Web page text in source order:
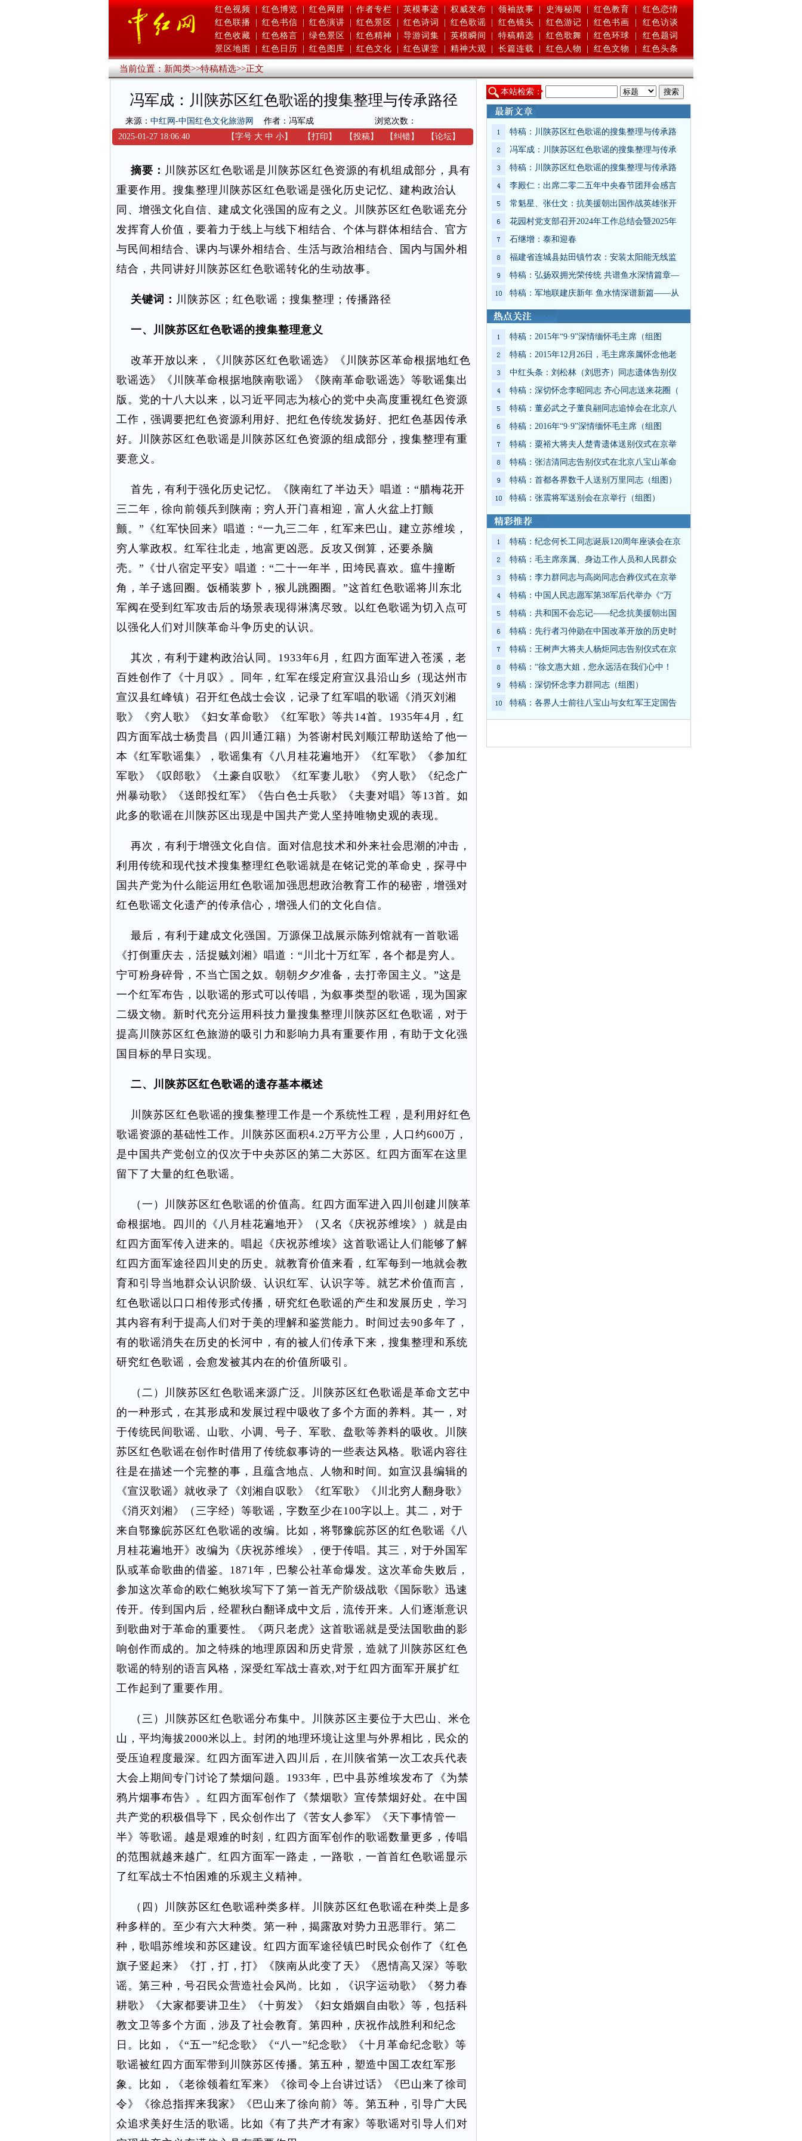
红色视频 | 红色博览 | 红色网群 | 作者专栏 | 英模事迹 | 权威发布 | 领袖故事 | 史海秘闻 | 红色教育 |
红色恋情
红色联播
红色书信 红色演讲 红色景区 红色诗词 红色歌谣 红色镜头 红色游记 红色书画
红色访谈
红色收藏
红色格言 绿色景区 红色精神 导游词集 英模瞬间 特稿精选 红色歌舞 红色环球
红色题词
景区地图
红色日历 红色图库 红色文化 红色课堂 精神大观 长篇连载 红色人物 红色文物 红色头条
当前位置：新闻类>>特稿精选>>正文
冯军成：川陕苏区红色歌谣的搜集整理与传承路径
来源： 中红网-中国红色文化旅游网 作者：冯军成
浏览次数：
2025-01-27 18:06:40
【字号 大 中 小】 【打印 】 【投稿】 【纠错】 【论坛】
摘要： 川陕苏区红色歌谣是川陕苏区红色资源的有机组成部分，具有
重要作用。搜集整理川陕苏区红色歌谣是强化历史记忆、建构政治认
同、增强文化自信、建成文化强国的应有之义。川陕苏区红色歌谣充分
发挥育人价值，要着力于线上与线下相结合、个体与群体相结合、官方
与民间相结合、课内与课外相结合、生活与政治相结合、国内与国外相
结合，共同讲好川陕苏区红色歌谣转化的生动故事。
关键词： 川陕苏区；红色歌谣；搜集整理；传播路径
一、川陕苏区红色歌谣的搜集整理意义
改革开放以来，《川陕苏区红色歌谣选》《川陕苏区革命根据地红色
歌谣选》《川陕革命根据地陕南歌谣》《陕南革命歌谣选》等歌谣集出
版。党的十八大以来，以习近平同志为核心的党中央高度重视红色资源
工作，强调要把红色资源利用好、把红色传统发扬好、把红色基因传承
好。川陕苏区红色歌谣是川陕苏区红色资源的组成部分，搜集整理有重
要意义。
首先，有利于强化历史记忆。《陕南红了半边天》唱道：“腊梅花开
三二年，徐向前领兵到陕南；穷人开门喜相迎，富人火盆上打颤
颤。”《红军快回来》唱道：“一九三二年，红军来巴山。建立苏维埃，
穷人掌政权。红军往北走，地富更凶恶。反攻又倒算，还要杀脑
壳。”《廿八宿定平安》唱道：“二十一年半，田垮民喜欢。瘟牛撞断
角，羊子逃回圈。饭桶装萝卜，猴儿跳圈圈。”这首红色歌谣将川东北
军阀在受到红军攻击后的场景表现得淋漓尽致。以红色歌谣为切入点可
以强化人们对川陕革命斗争历史的认识。
其次，有利于建构政治认同。1933年6月，红四方面军进入苍溪，老
百姓创作了《十月叹》。同年，红军在绥定府宣汉县沿山乡（现达州市
宣汉县红峰镇）召开红色战士会议，记录了红军唱的歌谣《消灭刘湘
歌》《穷人歌》《妇女革命歌》《红军歌》等共14首。1935年4月，红
四方面军战士杨贵昌（四川通江籍）为答谢村民刘顺江帮助送给了他一
本《红军歌谣集》，歌谣集有《八月桂花遍地开》《红军歌》《参加红
军歌》《叹郎歌》《土豪自叹歌》《红军妻儿歌》《穷人歌》《纪念广
州暴动歌》《送郎投红军》《告白色士兵歌》《夫妻对唱》等13首。如
此多的歌谣在川陕苏区出现是中国共产党人坚持唯物史观的表现。
再次，有利于增强文化自信。面对信息技术和外来社会思潮的冲击，
利用传统和现代技术搜集整理红色歌谣就是在铭记党的革命史，探寻中
国共产党为什么能运用红色歌谣加强思想政治教育工作的秘密，增强对
红色歌谣文化遗产的传承信心，增强人们的文化自信。
最后，有利于建成文化强国。万源保卫战展示陈列馆就有一首歌谣
《打倒重庆去，活捉贼刘湘》唱道：“川北十万红军，各个都是穷人。
宁可粉身碎骨，不当亡国之奴。朝朝夕夕准备，去打帝国主义。”这是
一个红军布告，以歌谣的形式可以传唱，为叙事类型的歌谣，现为国家
二级文物。新时代充分运用科技力量搜集整理川陕苏区红色歌谣，对于
提高川陕苏区红色旅游的吸引力和影响力具有重要作用，有助于文化强
国目标的早日实现。
二、川陕苏区红色歌谣的遗存基本概述
川陕苏区红色歌谣的搜集整理工作是一个系统性工程，是利用好红色
歌谣资源的基础性工作。川陕苏区面积4.2万平方公里，人口约600万，
是中国共产党创立的仅次于中央苏区的第二大苏区。红四方面军在这里
留下了大量的红色歌谣。
（一）川陕苏区红色歌谣的价值高。红四方面军进入四川创建川陕革
命根据地。四川的《八月桂花遍地开》（又名《庆祝苏维埃》）就是由
红四方面军传入进来的。唱起《庆祝苏维埃》这首歌谣让人们能够了解
红四方面军途径四川史的历史。就教育价值来看，红军每到一地就会教
育和引导当地群众认识阶级、认识红军、认识字等。就艺术价值而言，
红色歌谣以口口相传形式传播，研究红色歌谣的产生和发展历史，学习
其内容有利于提高人们对于美的理解和鉴赏能力。时间过去90多年了，
有的歌谣消失在历史的长河中，有的被人们传承下来，搜集整理和系统
研究红色歌谣，会愈发被其内在的价值所吸引。
（二）川陕苏区红色歌谣来源广泛。川陕苏区红色歌谣是革命文艺中
的一种形式，在其形成和发展过程中吸收了多个方面的养料。其一，对
于传统民间歌谣、山歌、小调、号子、军歌、盘歌等养料的吸收。川陕
苏区红色歌谣在创作时借用了传统叙事诗的一些表达风格。歌谣内容往
往是在描述一个完整的事，且蕴含地点、人物和时间。如宣汉县编辑的
《宣汉歌谣》就收录了《刘湘自叹歌》《红军歌》《川北穷人翻身歌》
《消灭刘湘》（三字经）等歌谣，字数至少在100字以上。其二，对于
来自鄂豫皖苏区红色歌谣的改编。比如，将鄂豫皖苏区的红色歌谣《八
月桂花遍地开》改编为《庆祝苏维埃》，便于传唱。其三，对于外国军
队或革命歌曲的借鉴。1871年，巴黎公社革命爆发。这次革命失败后，
参加这次革命的欧仁鲍狄埃写下了第一首无产阶级战歌《国际歌》迅速
传开。传到国内后，经瞿秋白翻译成中文后，流传开来。人们逐渐意识
到歌曲对于革命的重要性。《两只老虎》这首歌谣就是受法国歌曲的影
响创作而成的。加之特殊的地理原因和历史背景，造就了川陕苏区红色
歌谣的特别的语言风格，深受红军战士喜欢,对于红四方面军开展扩红
工作起到了重要作用。
（三）川陕苏区红色歌谣分布集中。川陕苏区主要位于大巴山、米仓
山，平均海拔2000米以上。封闭的地理环境让这里与外界相比，民众的
受压迫程度最深。红四方面军进入四川后，在川陕省第一次工农兵代表
大会上期间专门讨论了禁烟问题。1933年，巴中县苏维埃发布了《为禁
鸦片烟事布告》。红四方面军创作了《禁烟歌》宣传禁烟好处。在中国
共产党的积极倡导下，民众创作出了《苦女人参军》《天下事情管一
半》等歌谣。越是艰难的时刻，红四方面军创作的歌谣数量更多，传唱
的范围就越来越广。红四方面军一路走，一路歌，一首首红色歌谣显示
了红军战士不怕困难的乐观主义精神。
（四）川陕苏区红色歌谣种类多样。川陕苏区红色歌谣在种类上是多
种多样的。至少有六大种类。第一种，揭露敌对势力丑恶罪行。第二
种，歌唱苏维埃和苏区建设。红四方面军途径镇巴时民众创作了《红色
旗子竖起来》《打，打，打》《陕南从此变了天》《恩情高又深》等歌
谣。第三种，号召民众营造社会风尚。比如，《识字运动歌》《努力春
耕歌》《大家都要讲卫生》《十剪发》《妇女婚姻自由歌》等，包括科
教文卫等多个方面，涉及了社会教育。第四种，庆祝作战胜利和纪念
日。比如，《“五一”纪念歌》《“八一”纪念歌》《十月革命纪念歌》等
歌谣被红四方面军带到川陕苏区传播。第五种，塑造中国工农红军形
象。比如，《老徐领着红军来》《徐司令上台讲过话》《巴山来了徐司
令》《徐总指挥来我家》《巴山来了徐向前》等。第五种，引导广大民
众追求美好生活的歌谣。比如《有了共产才有家》等歌谣对引导人们对
本站检索：
特稿：川陕苏区红色歌谣的搜集整理与传承路
冯军成：川陕苏区红色歌谣的搜集整理与传承
特稿：川陕苏区红色歌谣的搜集整理与传承路
李殿仁：出席二零二五年中央春节团拜会感言
常魁星、张仕文：抗美援朝出国作战英雄张开
花园村党支部召开2024年工作总结会暨2025年
石继增：泰和迎春
福建省连城县姑田镇竹农：安装太阳能无线监
特稿：弘扬双拥光荣传统 共谱鱼水深情篇章—
特稿：军地联建庆新年 鱼水情深谱新篇——从
特稿：2015年“9·9”深情缅怀毛主席（组图
特稿：2015年12月26日，毛主席亲属怀念他老
中红头条：刘松林（刘思齐）同志遗体告别仪
特稿：深切怀念李昭同志 齐心同志送来花圈（
特稿：董必武之子董良翮同志追悼会在北京八
特稿：2016年“9·9”深情缅怀毛主席（组图
特稿：粟裕大将夫人楚青遗体送别仪式在京举
特稿：张洁清同志告别仪式在北京八宝山革命
特稿：首都各界数千人送别万里同志（组图）
特稿：张震将军送别会在京举行（组图）
特稿：纪念何长工同志诞辰120周年座谈会在京
特稿：毛主席亲属、身边工作人员和人民群众
特稿：李力群同志与高岗同志合葬仪式在京举
特稿：中国人民志愿军第38军后代举办《“万
特稿：共和国不会忘记——纪念抗美援朝出国
特稿：先行者习仲勋在中国改革开放的历史时
特稿：王树声大将夫人杨炬同志告别仪式在京
特稿：“徐文惠大姐，您永远活在我们心中！
特稿：深切怀念李力群同志（组图）
特稿：各界人士前往八宝山与女红军王定国告